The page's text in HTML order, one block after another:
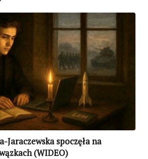
Jaraczewska spoczęła na
(WIDEO)